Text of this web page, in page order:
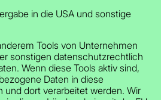
in die USA und sonstige
Tools von Unternehmen
sonstigen datenschutzrechtlich
Wenn diese Tools aktiv sind,
Daten in diese
und dort verarbeitet werden. Wir